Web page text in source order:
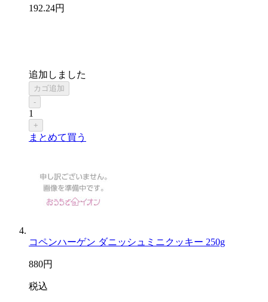
192.24円
追加しました
カゴ追加
-
1
+
まとめて買う
コペンハーゲン ダニッシュミニクッキー 250g
880円
税込